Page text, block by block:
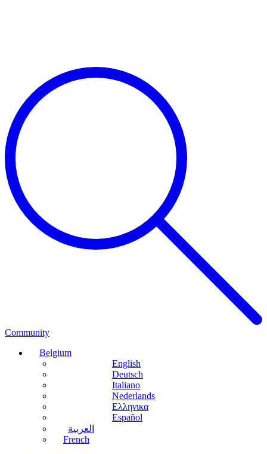
Community
Belgium
English
Deutsch
Italiano
Nederlands
Ελληνικα
Español
العربية
French